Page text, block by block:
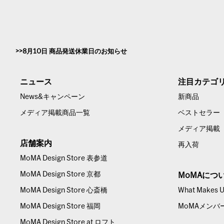
8月10日 商品発送休業日のお知らせ
ニュース
News&キャンペーン
メディア掲載商品一覧
店舗案内
MoMA Design Store 表参道
MoMA Design Store 京都
MoMA Design Store 心斎橋
MoMA Design Store 福岡
MoMA Design Store at ロフト
注目カテゴ
新商品
ベストセラー
メディア掲載
再入荷
MoMAにつ
What Makes
MoMAメンバ